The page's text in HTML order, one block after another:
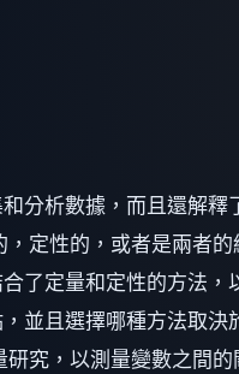
分析數據，而且還解釋
定性的，或者是兩者
了定量和定性的方法，
並且選擇哪種方法取決
究，以測量變數之間的